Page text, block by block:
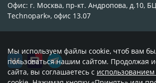
Офис: г. Москва, пр-кт. Андропова, д.10, БЦ
Technopark», офис 13.07
Мы используем файлы cookie, чтоб вам
пользоваться нашим сайтом. Продолжая
сайта, вы соглашаетесь с